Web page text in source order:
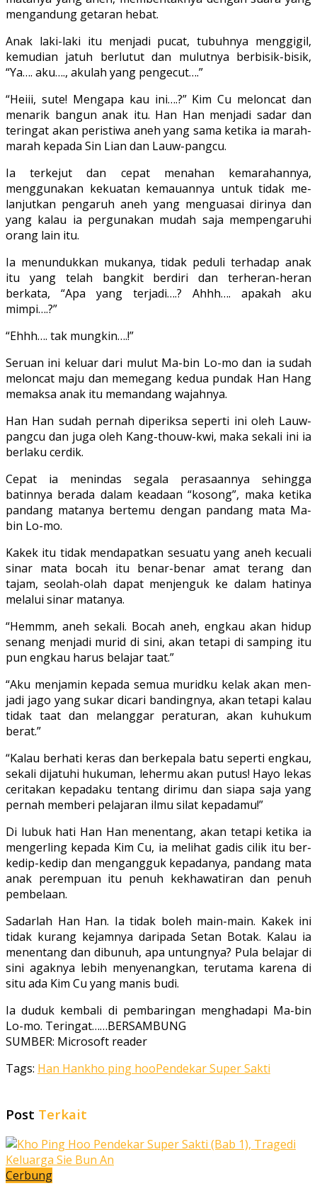
mengandung getaran hebat.
Anak laki-laki itu menjadi pucat, tubuhnya meng­gigil,
kemudian jatuh berlutut dan mulutnya berbisik-bisik,
“Ya…. aku…., akulah yang pengecut….”
“Heiii, sute! Mengapa kau ini….?” Kim Cu meloncat dan
menarik bangun anak itu. Han Han menjadi sadar dan
teringat akan peristiwa aneh yang sama ketika ia marah-
marah kepada Sin Lian dan Lauw-pangcu.
Ia terkejut dan cepat menahan kemarahannya,
menggunakan kekuatan kemauannya untuk tidak me­
lanjutkan pengaruh aneh yang menguasai dirinya dan
yang kalau ia pergunakan mudah saja mempengaruhi
orang lain itu.
Ia menundukkan mukanya, tidak peduli terhadap anak
itu yang telah bangkit berdiri dan terheran-heran
berkata, “Apa yang terjadi….? Ahhh…. apakah aku
mimpi….?”
“Ehhh…. tak mungkin….!”
Seruan ini keluar dari mulut Ma-bin Lo-mo dan ia sudah
meloncat maju dan memegang kedua pundak Han Hang
me­maksa anak itu memandang wajahnya.
Han Han sudah pernah diperiksa seperti ini oleh Lauw-
pangcu dan juga oleh Kang-thouw-kwi, maka sekali ini ia
berlaku cerdik.
Cepat ia menindas segala perasa­annya sehingga
batinnya berada dalam keadaan “kosong”, maka ketika
pandang matanya bertemu dengan pandang mata Ma-
bin Lo-mo.
Kakek itu tidak mendapat­kan sesuatu yang aneh kecuali
sinar ma­ta bocah itu benar-benar amat terang dan
tajam, seolah-olah dapat menjenguk ke dalam hatinya
melalui sinar matanya.
“Hemmm, aneh sekali. Bocah aneh, engkau akan hidup
senang menjadi murid di sini, akan tetapi di samping itu
pun engkau harus belajar taat.”
“Aku menjamin kepada semua muridku kelak akan men­
jadi jago yang sukar dicari bandingnya, akan tetapi kalau
tidak taat dan me­langgar peraturan, akan kuhukum
berat.”
“Kalau berhati keras dan berkepala batu seperti engkau,
sekali dijatuhi hukuman, lehermu akan putus! Hayo lekas
cerita­kan kepadaku tentang dirimu dan siapa saja yang
pernah memberi pelajaran ilmu silat kepadamu!”
Di lubuk hati Han Han menentang, akan tetapi ketika ia
mengerling kepada Kim Cu, ia melihat gadis cilik itu ber­
kedip-kedip dan mengangguk kepadanya, pandang mata
anak perempuan itu penuh kekhawatiran dan penuh
pembelaan.
Sa­darlah Han Han. Ia tidak boleh main-main. Kakek ini
tidak kurang kejamnya daripada Setan Botak. Kalau ia
menen­tang dan dibunuh, apa untungnya? Pula belajar di
sini agaknya lebih menyenang­kan, terutama karena di
situ ada Kim Cu yang manis budi.
Ia duduk kembali di pembaringan menghadapi Ma-bin
Lo-mo. Teringat……BERSAMBUNG
SUMBER: Microsoft reader
Tags: Han Hankho ping hooPendekar Super Sakti
Post Terkait
Cerbung